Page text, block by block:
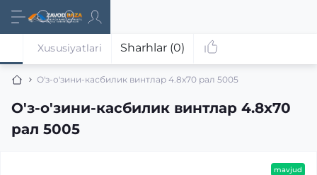
О'з-о'зини-касбилик винтлар 4.8x70 рал 5005
О'з-о'зини-касбилик винтлар 4.8x70
рал 5005
Xususiyatlari Sharhlar (0)
mavjud